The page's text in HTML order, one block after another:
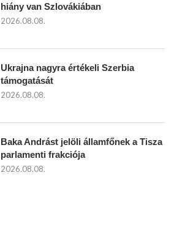
hiány van Szlovákiában
2026.08.08.
Ukrajna nagyra értékeli Szerbia
támogatását
2026.08.08.
Baka Andrást jelöli államfőnek a Tisza
parlamenti frakciója
2026.08.08.